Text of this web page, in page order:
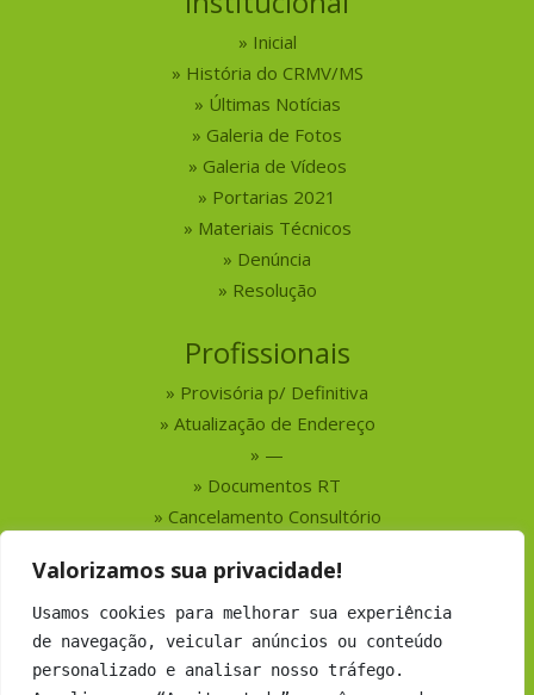
Valorizamos sua privacidade!
Usamos cookies para melhorar sua experiência
de navegação, veicular anúncios ou conteúdo
personalizado e analisar nosso tráfego.
Inicial
História do CRMV/MS
Últimas Notícias
Galeria de Fotos
Galeria de Vídeos
Portarias 2021
Materiais Técnicos
Denúncia
Resolução
Profissionais
Provisória p/ Definitiva
Atualização de Endereço
—
Documentos RT
Cancelamento Consultório
Serviços
Busca por Profissionais
Busca por Empresas
Números do CRMV-MS